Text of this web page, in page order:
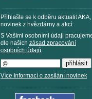
Přihlašte se k odběru aktualit AKA,
novinek z hvězdárny a akcí:
S Vašimi osobními údaji
dle našich zásad zpracování
osobních údajů.
Více informací o zasílání novinek